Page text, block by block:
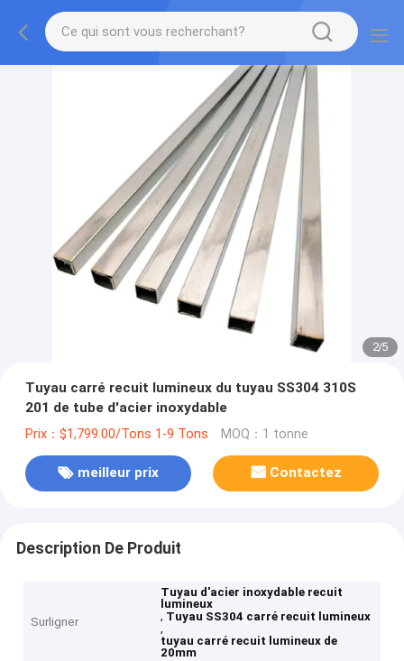
2/5
Tuyau carré recuit lumineux du tuyau SS304 310S
201 de tube d'acier inoxydable
Prix：$1,799.00/Tons 1-9 Tons MOQ：1 tonne
meilleur prix Contactez
Description De Produit
Surligner
Tuyau d'acier inoxydable recuit
lumineux
, Tuyau SS304 carré recuit lumineux
,
tuyau carré recuit lumineux de
20mm